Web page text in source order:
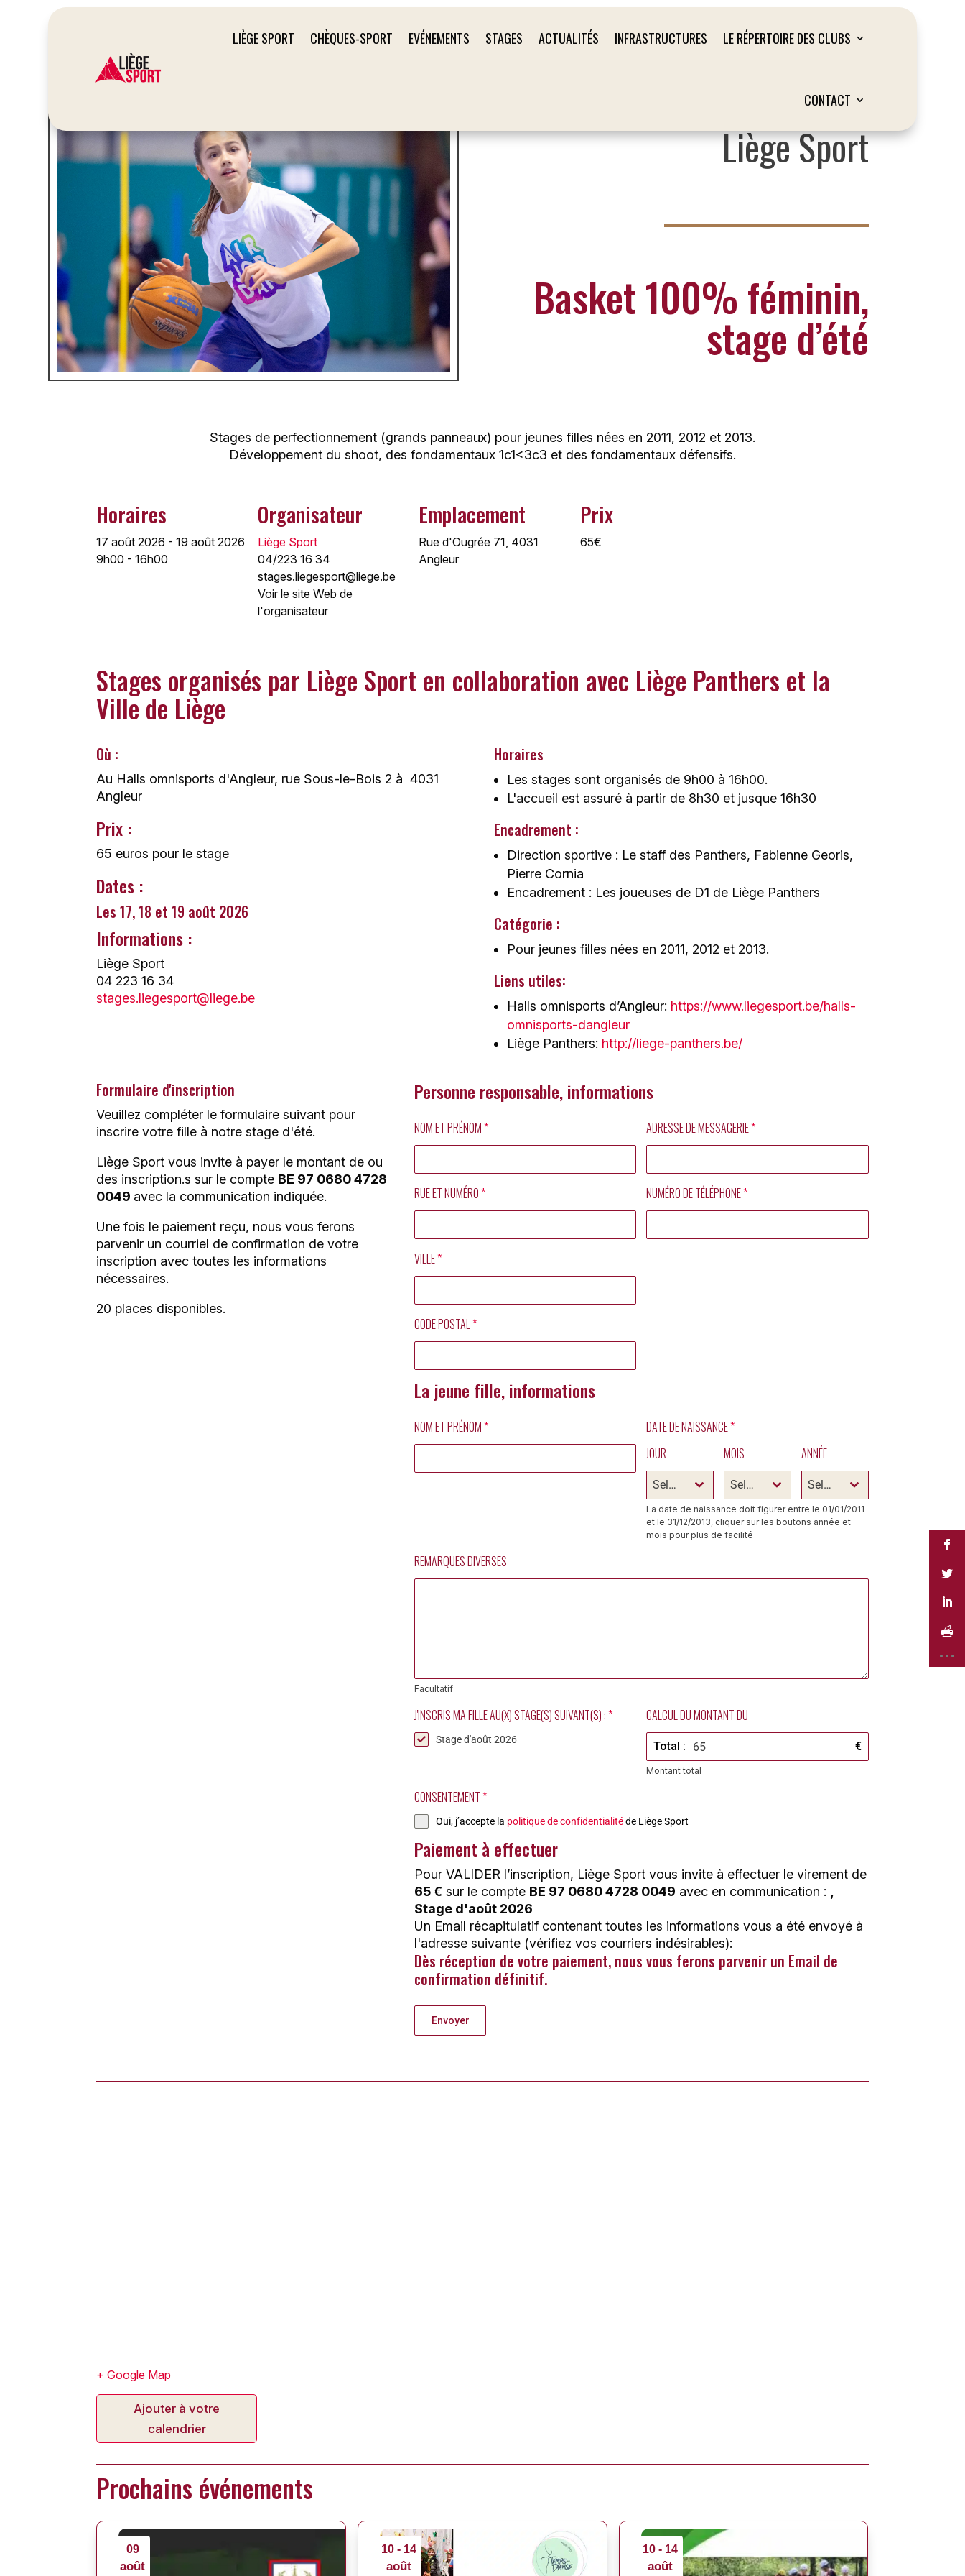
LIÈGE SPORT CHÈQUES-SPORT EVÉNEMENTS STAGES ACTUALITÉS INFRASTRUCTURES LE RÉPERTOIRE DES CLUBS
CONTACT
Liège Sport
Basket 100% féminin,
stage d’été
Stages de perfectionnement (grands panneaux) pour jeunes filles nées en 2011, 2012 et 2013.
Développement du shoot, des fondamentaux 1c1<3c3 et des fondamentaux défensifs.
Horaires
17 août 2026 - 19 août 2026
9h00 - 16h00
Organisateur
Liège Sport
04/223 16 34
stages.liegesport@liege.be
Voir le site Web de
l'organisateur
Emplacement
Rue d'Ougrée 71, 4031
Angleur
Prix
65€
Stages organisés par Liège Sport en collaboration avec Liège Panthers et la
Ville de Liège
Où :
Au Halls omnisports d'Angleur, rue Sous-le-Bois 2 à 4031
Angleur
Prix :
65 euros pour le stage
Dates :
Les 17, 18 et 19 août 2026
Informations :
Liège Sport
04 223 16 34
stages.liegesport@liege.be
Horaires
Les stages sont organisés de 9h00 à 16h00.
L'accueil est assuré à partir de 8h30 et jusque 16h30
Encadrement :
Direction sportive : Le staff des Panthers, Fabienne Georis,
Pierre Cornia
Encadrement : Les joueuses de D1 de Liège Panthers
Catégorie :
Pour jeunes filles nées en 2011, 2012 et 2013.
Liens utiles:
Halls omnisports d’Angleur: https://www.liegesport.be/halls-
omnisports-dangleur
Liège Panthers: http://liege-panthers.be/
Formulaire d'inscription
Veuillez compléter le formulaire suivant pour
inscrire votre fille à notre stage d'été.
Liège Sport vous invite à payer le montant de ou
des inscription.s sur le compte BE 97 0680 4728
0049 avec la communication indiquée.
Une fois le paiement reçu, nous vous ferons
parvenir un courriel de confirmation de votre
inscription avec toutes les informations
nécessaires.
20 places disponibles.
Personne responsable, informations
NOM ET PRÉNOM* ADRESSE DE MESSAGERIE*
RUE ET NUMÉRO*
VILLE*
CODE POSTAL*
NUMÉRO DE TÉLÉPHONE*
La jeune fille, informations
NOM ET PRÉNOM* DATE DE NAISSANCE*
JOUR
Select
MOIS
Select
ANNÉE
Select
La date de naissance doit figurer entre le 01/01/2011
et le 31/12/2013, cliquer sur les boutons année et
mois pour plus de facilité
REMARQUES DIVERSES
Facultatif
J'INSCRIS MA FILLE AU(X) STAGE(S) SUIVANT(S) :*
Stage d'août 2026
CALCUL DU MONTANT DU
Total : €
Montant total
CONSENTEMENT*
Oui, j’accepte la politique de confidentialitéde Liège Sport
Paiement à effectuer
Pour VALIDER l’inscription, Liège Sport vous invite à effectuer le virement de
65 € sur le compte BE 97 0680 4728 0049 avec en communication : ,
Stage d'août 2026
Un Email récapitulatif contenant toutes les informations vous a été envoyé à
l'adresse suivante (vérifiez vos courriers indésirables):
Dès réception de votre paiement, nous vous ferons parvenir un Email de
confirmation définitif.
Envoyer
+ Google Map
Ajouter à votre
calendrier
Prochains événements
09
août
10 - 14
août
10 - 14
août